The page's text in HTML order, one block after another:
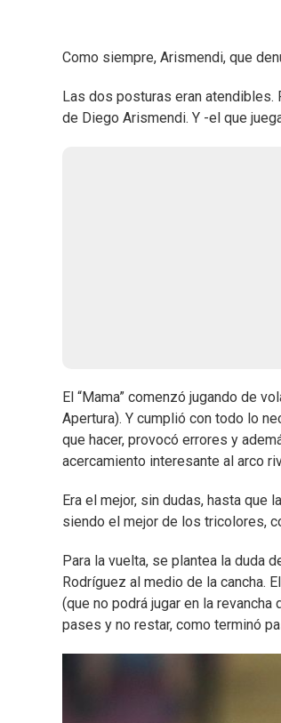
Como siempre, Arismendi, que
Las dos posturas eran
de Diego Arismendi. Y -el que
El “Mama” comenzó jugando de
Apertura). Y cumplió con todo lo
que hacer, provocó errores y
acercamiento interesante al arco
Era el mejor, sin dudas, hasta que
siendo el mejor de los tricolores,
Para la vuelta, se plantea la duda
Rodríguez al medio de la cancha.
(que no podrá jugar en la
pases y no restar, como terminó